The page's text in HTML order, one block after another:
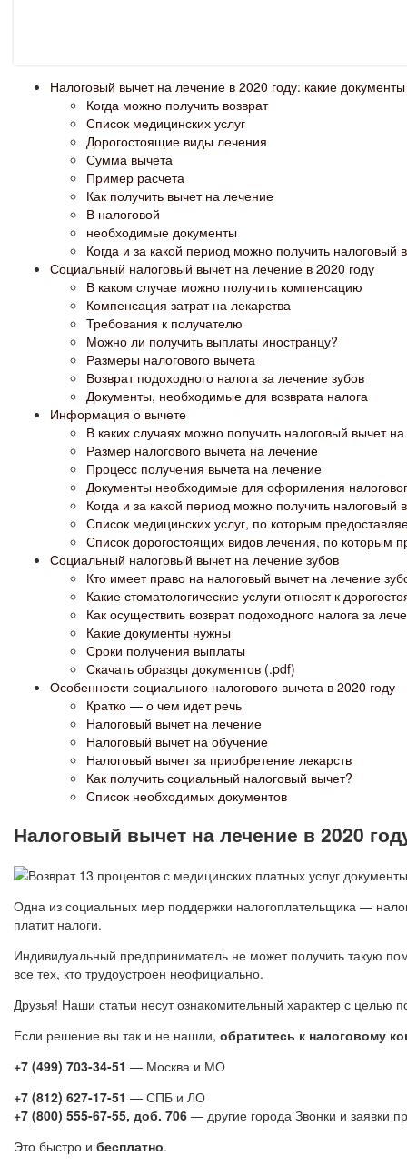
Налоговый вычет на лечение в 2020 году: какие
Когда можно получить возврат
Список медицинских услуг
Дорогостоящие виды лечения
Сумма вычета
Пример расчета
Как получить вычет на лечение
В налоговой
необходимые документы
Когда и за какой период можно получить налоговый
Социальный налоговый вычет на лечение в 2020 году
В каком случае можно получить компенсацию
Компенсация затрат на лекарства
Требования к получателю
Можно ли получить выплаты иностранцу?
Размеры налогового вычета
Возврат подоходного налога за лечение зубов
Документы, необходимые для возврата налога
Информация о вычете
В каких случаях можно получить налоговый вычет
Размер налогового вычета на лечение
Процесс получения вычета на лечение
Документы необходимые для оформления
Когда и за какой период можно получить налоговый
Список медицинских услуг, по которым
Список дорогостоящих видов лечения, по которым
Социальный налоговый вычет на лечение зубов
Кто имеет право на налоговый вычет на лечение
Какие стоматологические услуги относят к
Как осуществить возврат подоходного налога за
Какие документы нужны
Сроки получения выплаты
Скачать образцы документов (.pdf)
Особенности социального налогового вычета в 2020 году
Кратко — о чем идет речь
Налоговый вычет на лечение
Налоговый вычет на обучение
Налоговый вычет за приобретение лекарств
Как получить социальный налоговый вычет?
Список необходимых документов
Налоговый вычет на лечение в 2020
Одна из социальных мер поддержки налогоплательщика —
платит налоги.
Индивидуальный предприниматель не может получить такую
все тех, кто трудоустроен неофициально.
Друзья! Наши статьи несут ознакомительный характер с целью
Если решение вы так и не нашли, обратитесь к налоговому
+7 (499) 703-34-51 — Москва и МО
+7 (812) 627-17-51 — СПБ и ЛО
+7 (800) 555-67-55, доб. 706 — другие города Звонки и заявки
Это быстро и бесплатно.